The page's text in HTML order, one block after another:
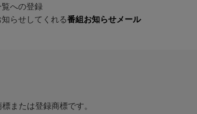
覧への登録
らせしてくれる番組お知らせメール
または登録商標です。